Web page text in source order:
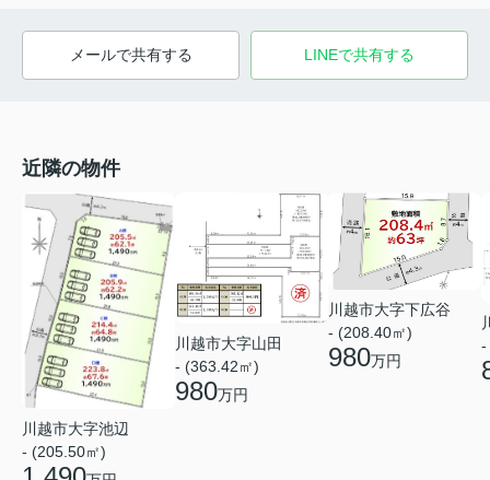
メールで共有する LINEで共有する
近隣の物件
川越市大字池辺
- (205.50㎡)
川越市大字山田
- (363.42㎡)
980万円
川越市大字下広谷
- (208.40㎡)
980万円
-